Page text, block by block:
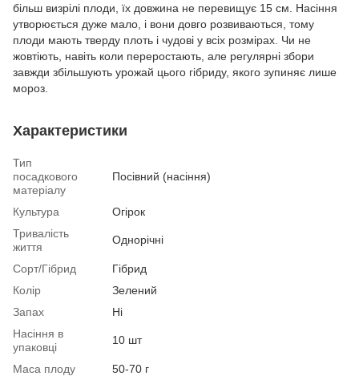
більш визрілі плоди, їх довжина не перевищує 15 см. Насіння
утворюється дуже мало, і вони довго розвиваються, тому
плоди мають тверду плоть і чудові у всіх розмірах. Чи не
жовтіють, навіть коли переростають, але регулярні збори
завжди збільшують урожай цього гібриду, якого зупиняє лише
мороз.
Характеристики
Тип
посадкового
матеріалу
Посівний (насіння)
Культура
Огірок
Тривалість
життя
Однорічні
Сорт/Гібрид
Гібрид
Колір
Зелений
Запах
Ні
Насіння в
упаковці
10 шт
Маса плоду 50-70 г